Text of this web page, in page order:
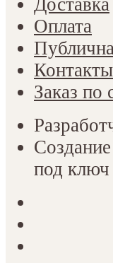
Доставка
Оплата
Контакты
Заказ по
под ключ